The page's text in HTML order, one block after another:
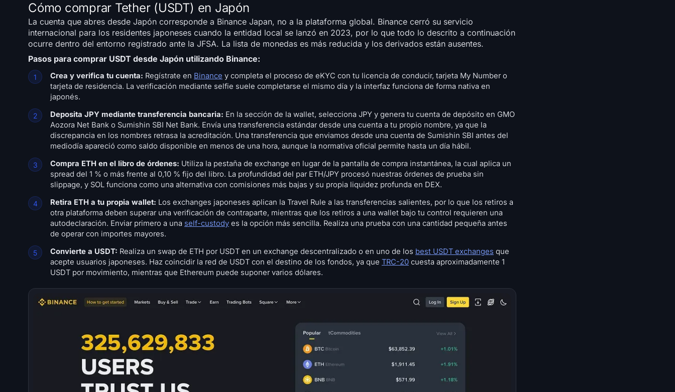
Cómo comprar Tether (USDT) en Japón
La cuenta que abres desde Japón corresponde a Binance Japan, no a la plataforma global. Binance cerró su servicio
internacional para los residentes japoneses cuando la entidad local se lanzó en 2023, por lo que todo lo descrito a continuación
ocurre dentro del entorno registrado ante la JFSA. La lista de monedas es más reducida y los derivados están ausentes.
Pasos para comprar USDT desde Japón utilizando Binance:
Crea y verifica tu cuenta: Regístrate en Binance y completa el proceso de eKYC con tu licencia de conducir, tarjeta My Number o
tarjeta de residencia. La verificación mediante selfie suele completarse el mismo día y la interfaz funciona de forma nativa en
japonés.
Deposita JPY mediante transferencia bancaria: En la sección de la wallet, selecciona JPY y genera tu cuenta de depósito en GMO
Aozora Net Bank o Sumishin SBI Net Bank. Envía una transferencia estándar desde una cuenta a tu propio nombre, ya que la
discrepancia en los nombres retrasa la acreditación. Una transferencia que enviamos desde una cuenta de Sumishin SBI antes del
mediodía apareció como saldo disponible en menos de una hora, aunque la normativa oficial permite hasta un día hábil.
Compra ETH en el libro de órdenes: Utiliza la pestaña de exchange en lugar de la pantalla de compra instantánea, la cual aplica un
spread del 1 % o más frente al 0,10 % fijo del libro. La profundidad del par ETH/JPY procesó nuestras órdenes de prueba sin
slippage, y SOL funciona como una alternativa con comisiones más bajas y su propia liquidez profunda en DEX.
Retira ETH a tu propia wallet: Los exchanges japoneses aplican la Travel Rule a las transferencias salientes, por lo que los retiros a
otra plataforma deben superar una verificación de contraparte, mientras que los retiros a una wallet bajo tu control requieren una
autodeclaración. Enviar primero a una self-custody es la opción más sencilla. Realiza una prueba con una cantidad pequeña antes
de operar con importes mayores.
Convierte a USDT: Realiza un swap de ETH por USDT en un exchange descentralizado o en uno de los best USDT exchanges que
acepte usuarios japoneses. Haz coincidir la red de USDT con el destino de los fondos, ya que TRC-20 cuesta aproximadamente 1
USDT por movimiento, mientras que Ethereum puede suponer varios dólares.